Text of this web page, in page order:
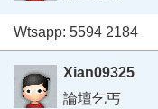
Wtsapp: 5594 2184
Xian09325
論壇乞丐